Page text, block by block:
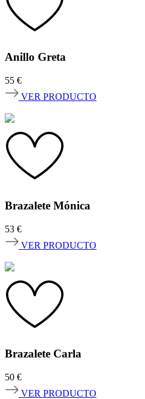
Anillo Greta
55 €
VER PRODUCTO
Brazalete Mónica
53 €
VER PRODUCTO
Brazalete Carla
50 €
VER PRODUCTO